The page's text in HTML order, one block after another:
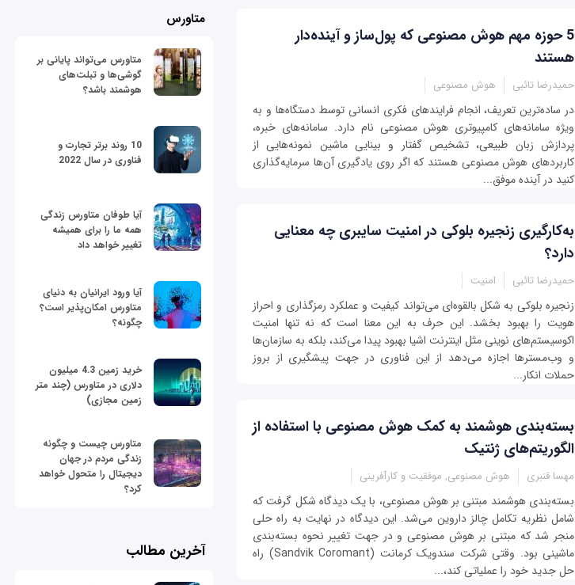
5 حوزه مهم هوش مصنوعی که پول‌ساز و آینده‌دار
هستند
حمیدرضا تائبی هوش مصنوعی
در ساده‌ترین تعریف، انجام فرایندهای فکری انسانی توسط دستگاه‌ها و به
ویژه سامانه‌های کامپیوتری هوش مصنوعی نام دارد. سامانه‌های خبره،
پردازش زبان طبیعی، تشخیص گفتار و بینایی ماشین نمونه‌هایی از
کاربردهای هوش مصنوعی هستند که اگر روی یادگیری آن‌ها سرمایه‌گذاری
کنید در آینده موفق...
به‌کارگیری زنجیره بلوکی در امنیت سایبری چه معنایی
دارد؟
حمیدرضا تائبی امنیت
زنجیره بلوکی به شکل بالقوه‌ای می‌تواند کیفیت و عملکرد رمزگذاری و احراز
هویت را بهبود بخشد. این حرف به این معنا است که نه تنها امنیت
اکوسیستم‌های نوینی مثل اینترنت اشیا بهبود پیدا می‌کند، بلکه به سازمان‌ها
و وب‌مسترها اجازه می‌دهد از این فناوری در جهت پیشگیری از بروز
حملات انکار...
بسته‌بندی‌ هوشمند به کمک هوش مصنوعی با استفاده از
الگوریتم‌های ژنتیک
مهسا قنبری هوش مصنوعی, موفقیت و کارآفرینی
بسته‌بندی هوشمند مبتنی بر هوش مصنوعی، با یک دیدگاه شکل گرفت که
شامل نظریه تکامل چالز داروین می‌شد. این دیدگاه در نهایت به راه حلی
منجر شد که مبتنی بر هوش مصنوعی و در جهت تغییر نحوه بسته‌بندی
ماشینی بود. وقتی شرکت سندویک کرمانت (Sandvik Coromant) راه
حل جدید خود را عملیاتی کند،...
متاورس
متاورس می‌تواند پایانی بر
گوشی‌ها و تبلت‌های
هوشمند باشد؟
10 روند برتر تجارت و
فناوری در سال 2022
آیا طوفان متاورس زندگی
همه ما را برای همیشه
تغییر خواهد داد
آیا ورود ایرانیان به دنیای
متاورس امکان‌پذیر است؟
چگونه؟
خرید زمین 4.3 میلیون
دلاری در متاورس (چند متر
زمین مجازی)
متاورس چیست و چگونه
زندگی مردم در جهان
دیجیتال را متحول خواهد
کرد؟
آخرین مطالب